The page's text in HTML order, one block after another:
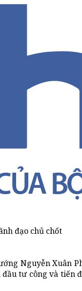
đạo chủ chốt
Nguyễn Xuân
tư công và tiến